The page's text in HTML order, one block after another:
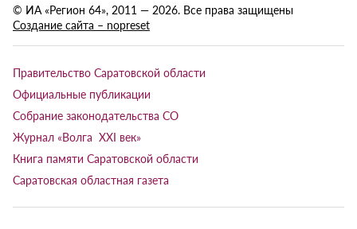
© ИА «Регион 64», 2011 — 2026. Все права защищены
Создание сайта – nopreset
Правительство Саратовской области
Официальные публикации
Собрание законодательства СО
Журнал «Волга XXI век»
Книга памяти Саратовской области
Саратовская областная газета